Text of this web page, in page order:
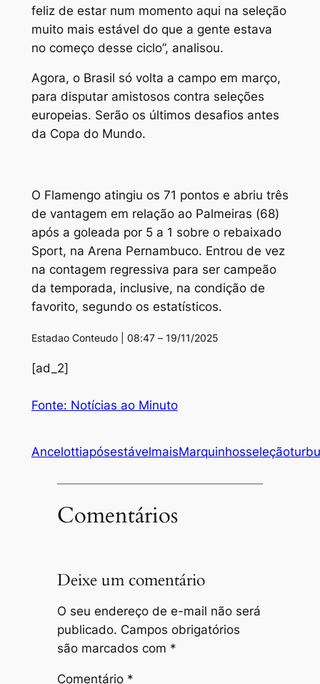
feliz de estar num momento aqui na seleção
muito mais estável do que a gente estava
no começo desse ciclo”, analisou.
Agora, o Brasil só volta a campo em março,
para disputar amistosos contra seleções
europeias. Serão os últimos desafios antes
da Copa do Mundo.
O Flamengo atingiu os 71 pontos e abriu três
de vantagem em relação ao Palmeiras (68)
após a goleada por 5 a 1 sobre o rebaixado
Sport, na Arena Pernambuco. Entrou de vez
na contagem regressiva para ser campeão
da temporada, inclusive, na condição de
favorito, segundo os estatísticos.
Estadao Conteudo | 08:47 – 19/11/2025
[ad_2]
Fonte: Notícias ao Minuto
AncelottiapósestávelmaisMarquinhosseleção
Comentários
Deixe um comentário
O seu endereço de e-mail não será
publicado. Campos obrigatórios
são marcados com *
Comentário *